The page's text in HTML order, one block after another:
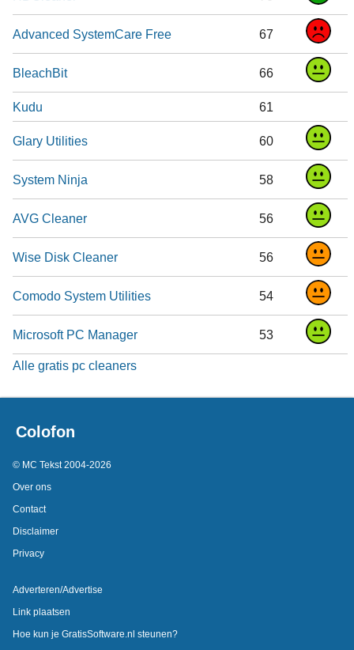
Advanced SystemCare Free 67
BleachBit 66
Kudu 61
Glary Utilities 60
System Ninja 58
AVG Cleaner 56
Wise Disk Cleaner 56
Comodo System Utilities 54
Microsoft PC Manager 53
Alle gratis pc cleaners
Colofon
© MC Tekst 2004-2026
Over ons
Contact
Disclaimer
Privacy
Adverteren/Advertise
Link plaatsen
Hoe kun je GratisSoftware.nl steunen?